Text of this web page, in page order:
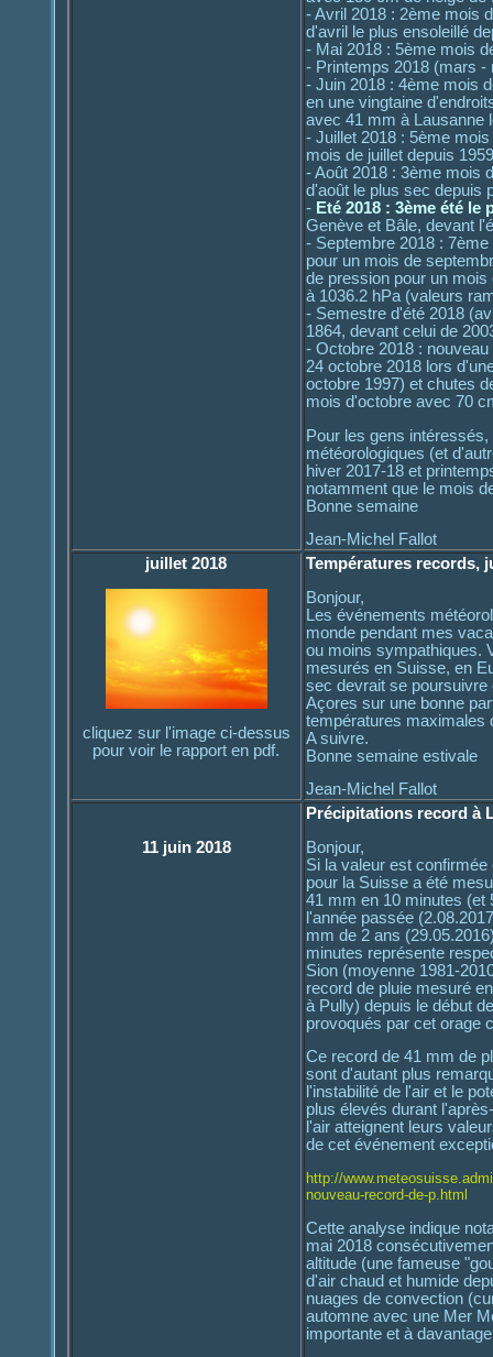
- Avril 2018 : 2ème mois
d'avril le plus ensoleillé
- Mai 2018 : 5ème mois
- Printemps 2018 (mars -
- Juin 2018 : 4ème mois
en une vingtaine
avec 41 mm à Lausanne
- Juillet 2018 : 5ème
mois de juillet depuis
- Août 2018 : 3ème mois
d'août le plus sec depuis
- Eté 2018 : 3ème été le
Genève et Bâle, devant
- Septembre 2018 :
pour un mois de
de pression pour un
à 1036.2 hPa (valeurs
- Semestre d'été 2018
1864, devant celui de
- Octobre 2018 :
24 octobre 2018 lors
octobre 1997) et chutes
mois d'octobre avec 70
Pour les gens
météorologiques (et
hiver 2017-18 et
notamment que le mois
Bonne semaine
Jean-Michel Fallot
juillet 2018
cliquez sur l'image ci-dessus
pour voir le rapport en pdf.
Températures records,
Bonjour,
Les événements
monde pendant mes
ou moins sympathiques.
mesurés en Suisse, en
sec devrait se
Açores sur une bonne
températures maximales
A suivre.
Bonne semaine estivale
Jean-Michel Fallot
11 juin 2018
Précipitations record à
Bonjour,
Si la valeur est
pour la Suisse a été
41 mm en 10 minutes (et
l'année passée
mm de 2 ans
minutes représente
Sion (moyenne 1981-
record de pluie mesuré
à Pully) depuis le début
provoqués par cet orage
Ce record de 41 mm de
sont d'autant plus
l'instabilité de l'air et le
plus élevés durant
l'air atteignent leurs
de cet événement
http://
nouveau-record-de-p.html
Cette analyse indique
mai 2018
altitude (une fameuse
d'air chaud et humide
nuages de convection
automne avec une Mer
importante et à